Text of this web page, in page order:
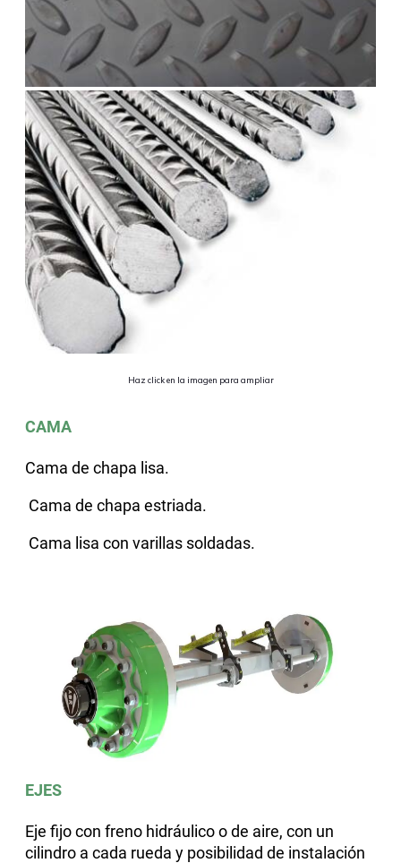
Haz click en la imagen para ampliar
CAMA
Cama de chapa lisa.
Cama de chapa estriada.
Cama lisa con varillas soldadas.
EJES
Eje fijo con freno hidráulico o de aire, con un
cilindro a cada rueda y posibilidad de instalación